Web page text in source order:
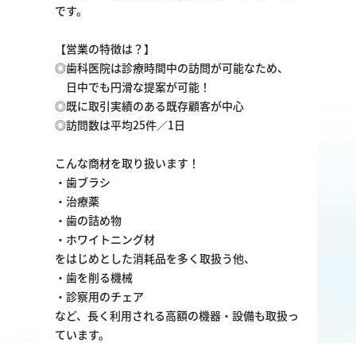
です。
【営業の特徴は？】
◎歯科医院は診療時間中の訪問が可能なため、
日中でも円滑な提案が可能！
◎既に取引実績のある既存顧客が中心
◎訪問数は平均25件／1日
こんな商材を取り扱います！
・歯ブラシ
・治療薬
・歯の詰め物
・ホワイトニング材
をはじめとした消耗品を多く取扱う他、
・歯を削る機械
・診察用のチェア
など、長く利用される高額の機器・設備も取扱っ
ています。